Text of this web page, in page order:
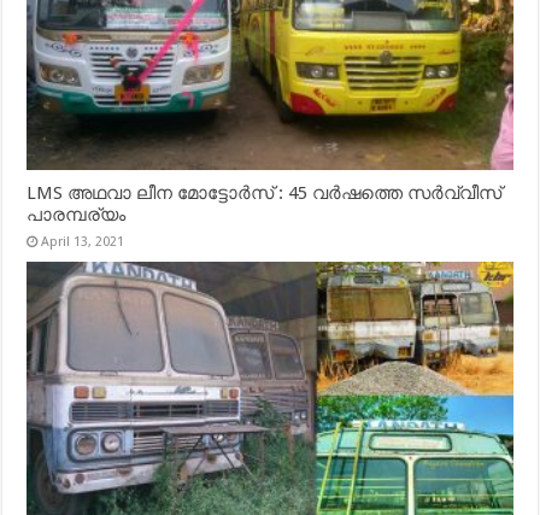
LMS അഥവാ ലീന മോട്ടോർസ് : 45 വർഷത്തെ സർവ്വീസ്
പാരമ്പര്യം
April 13, 2021